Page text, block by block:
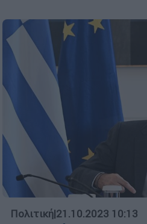
Πολιτική|21.10.2023 10:13